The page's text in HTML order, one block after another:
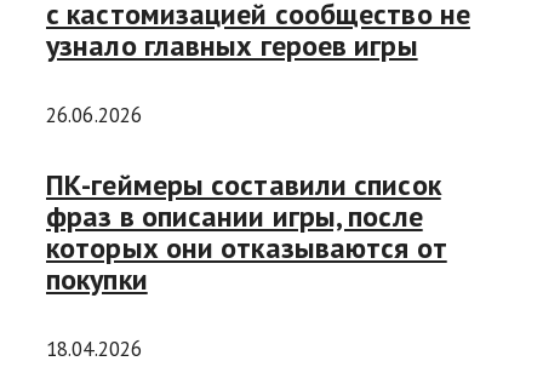
с кастомизацией сообщество не
узнало главных героев игры
26.06.2026
ПК-геймеры составили список
фраз в описании игры, после
которых они отказываются от
покупки
18.04.2026